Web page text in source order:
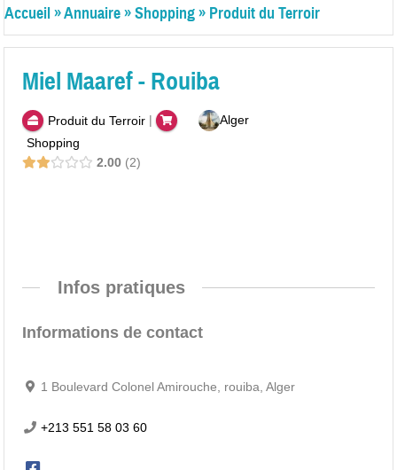
Accueil»Annuaire»Shopping» Produit du Terroir
Miel Maaref - Rouiba
Produit du Terroir|
Shopping
Alger
2.00 2
Infos pratiques
Informations de contact
1 Boulevard Colonel Amirouche, rouiba, Alger
+213 551 58 03 60